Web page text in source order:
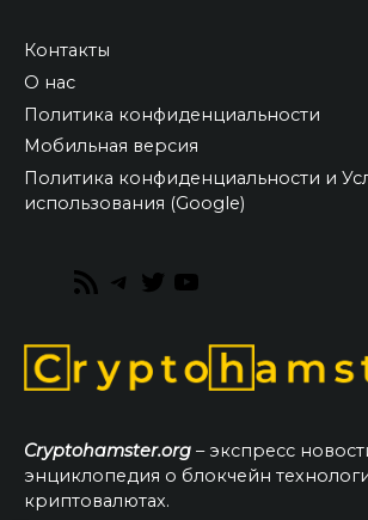
Контакты
О нас
Политика конфиденциальности
Мобильная версия
Политика конфиденциальности и
использования (Google)
RSS
Telegram
Twitter
Cryptohamster.org – экспресс
энциклопедия о блокчейн
криптовалютах.